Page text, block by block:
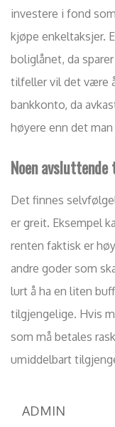
investere i fond
kjøpe enkeltaksjer.
boliglånet, da
tilfeller vil det være
bankkonto, da
høyere enn det
Noen
Det finnes
er greit. Eksempel
renten faktisk er
andre goder som
lurt å ha en liten
tilgjengelige. Hvis
som må betales
umiddelbart
ADMIN